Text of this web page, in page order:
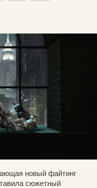
новый файтинг
сюжетный